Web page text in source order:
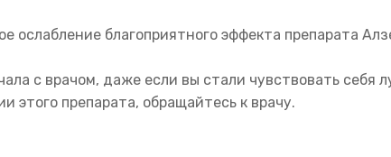
ослабление благоприятного эффекта препарата
с врачом, даже если вы стали чувствовать себя
этого препарата, обращайтесь к врачу.